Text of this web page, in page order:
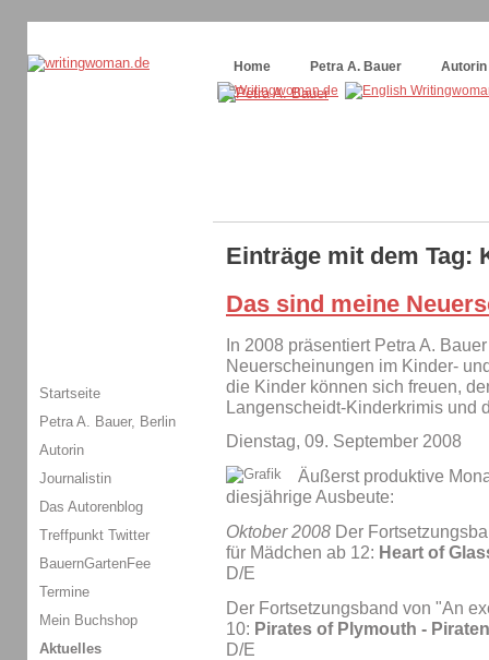
Home
Petra A. Bauer Autorin
Einträge mit dem Tag:
Das sind meine
In 2008 präsentiert Petra A.
Neuerscheinungen im Kinder-
die Kinder können sich freuen,
Langenscheidt-Kinderkrimis und
Dienstag, 09. September 2008
Äußerst produktive
diesjährige Ausbeute:
Oktober 2008 Der
für Mädchen ab 12: Heart of
D/E
Der Fortsetzungsband von "An
10: Pirates of Plymouth -
D/E
Startseite
Petra A. Bauer, Berlin
Autorin
Journalistin
Das Autorenblog
Treffpunkt Twitter
BauernGartenFee
Termine
Mein Buchshop
Aktuelles